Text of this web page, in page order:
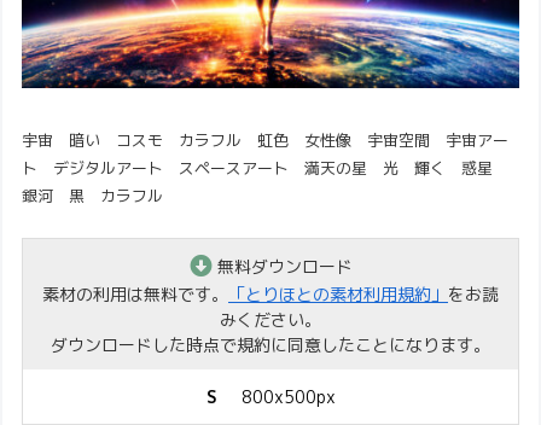
宇宙 暗い コスモ カラフル 虹色 女性像 宇宙空間 宇宙アー
ト デジタルアート スペースアート 満天の星 光 輝く 惑星
銀河 黒 カラフル
無料ダウンロード
素材の利用は無料です。
「とりほとの素材利用規約」 をお読
みください。
ダウンロードした時点で規約に同意したことになります。
S 800x500px